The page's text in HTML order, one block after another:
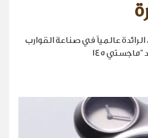
عالمياً في صناعة القوارب
145